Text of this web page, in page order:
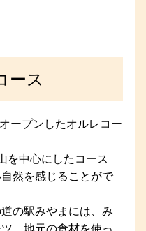
ース
ープンしたオルレコー
を中心にしたコース
然を感じることがで
の駅みやまには、み